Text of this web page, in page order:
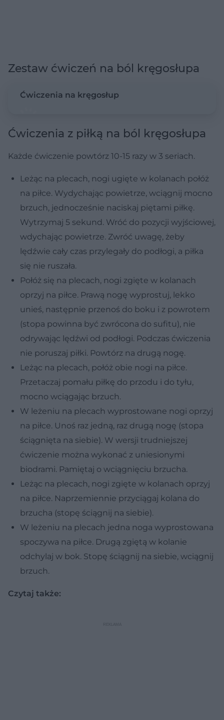
Zestaw ćwiczeń na ból kręgosłupa
Ćwiczenia na kręgosłup
Ćwiczenia z piłką na ból kręgosłupa
Każde ćwiczenie powtórz 10-15 razy w 3 seriach.
Leżąc na plecach, nogi ugięte w kolanach połóż
na piłce. Wydychając powietrze, wciągnij mocno
brzuch, jednocześnie naciskaj piętami piłkę.
Wytrzymaj 5 sekund. Wróć do pozycji wyjściowej,
wdychając powietrze. Zwróć uwagę, żeby
lędźwie cały czas przylegały do podłogi, a piłka
się nie ruszała.
Połóż się na plecach, nogi zgięte w kolanach
oprzyj na piłce. Prawą nogę wyprostuj, lekko
unieś, następnie przenoś do boku i z powrotem
(stopa powinna być zwrócona do sufitu), nie
odrywając lędźwi od podłogi. Podczas ćwiczenia
nie poruszaj piłki. Powtórz na drugą nogę.
Leżąc na plecach, połóż obie nogi na piłce.
Przetaczaj pomału piłkę do przodu i do tyłu,
mocno wciągając brzuch.
W leżeniu na plecach wyprostowane nogi oprzyj
na piłce. Unoś raz jedną, raz drugą nogę (stopa
ściągnięta na siebie). W wersji trudniejszej
ćwiczenie można wykonać z uniesionymi
biodrami. Pamiętaj o wciągnięciu brzucha.
Leżąc na plecach, nogi zgięte w kolanach oprzyj
na piłce. Naprzemiennie przyciągaj kolana do
brzucha (stopę ściągnij na siebie).
W leżeniu na plecach jedna noga wyprostowana
spoczywa na piłce. Drugą zgiętą w kolanie
odchylaj w bok. Stopę ściągnij na siebie, wciągnij
brzuch.
Czytaj także: